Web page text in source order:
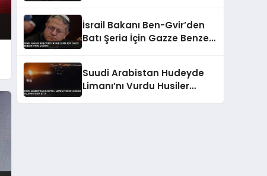
İsrail Bakanı Ben-Gvir’den
Batı Şeria İçin Gazze Benzeri
Suudi Arabistan Hudeyde
Limanı’nı Vurdu Husiler